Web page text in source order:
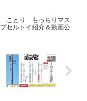
ことり もっちりマス
セルトイ紹介＆動画公